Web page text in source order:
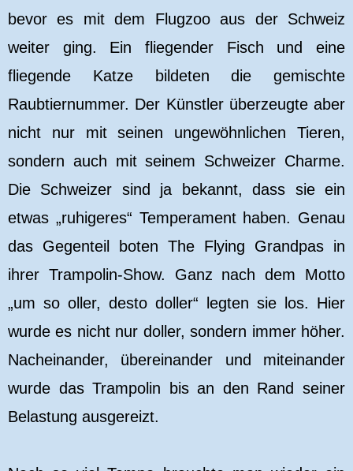
bevor es mit dem Flugzoo aus der Schweiz
weiter ging. Ein fliegender Fisch und eine
fliegende Katze bildeten die gemischte
Raubtiernummer. Der Künstler überzeugte aber
nicht nur mit seinen ungewöhnlichen Tieren,
sondern auch mit seinem Schweizer Charme.
Die Schweizer sind ja bekannt, dass sie ein
etwas „ruhigeres“ Temperament haben. Genau
das Gegenteil boten The Flying Grandpas in
ihrer Trampolin-Show. Ganz nach dem Motto
„um so oller, desto doller“ legten sie los. Hier
wurde es nicht nur doller, sondern immer höher.
Nacheinander, übereinander und miteinander
wurde das Trampolin bis an den Rand seiner
Belastung ausgereizt.